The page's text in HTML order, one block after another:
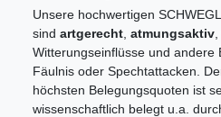
Unsere hochwertigen
sind artgerecht atmungsaktiv
Witterungseinflüsse und andere
Fäulnis oder Spechtattacken.
höchsten Belegungsquoten ist
wissenschaftlich belegt u.a.